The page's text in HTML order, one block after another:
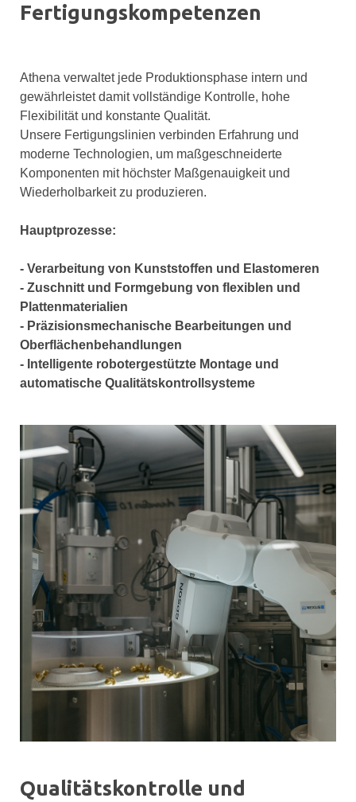
Fertigungskompetenzen
Athena verwaltet jede Produktionsphase intern und
gewährleistet damit vollständige Kontrolle, hohe
Flexibilität und konstante Qualität.
Unsere Fertigungslinien verbinden Erfahrung und
moderne Technologien, um maßgeschneiderte
Komponenten mit höchster Maßgenauigkeit und
Wiederholbarkeit zu produzieren.
Hauptprozesse:
- Verarbeitung von Kunststoffen und Elastomeren
- Zuschnitt und Formgebung von flexiblen und
Plattenmaterialien
- Präzisionsmechanische Bearbeitungen und
Oberflächenbehandlungen
- Intelligente robotergestützte Montage und
automatische Qualitätskontrollsysteme
Qualitätskontrolle und